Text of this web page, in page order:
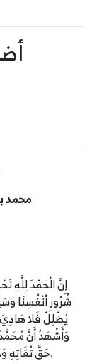
محمد
إِنَّ الْحَمْدَ لِلَّهِ
شُرُورِ أنْفُسِنَا
يُضْلِلْ فَلا هَادِيَ
وَأَشْهَدُ أَنَّ مُحَمَّدًا
حَقَّ تُقَاتِهِ وَلا تَمُوتُنَّ إِلَّا وَأَنتُم مُّسْلِمُونَ﴾ [آل عمران: 102].